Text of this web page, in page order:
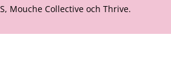
Mouche Collective och Thrive.